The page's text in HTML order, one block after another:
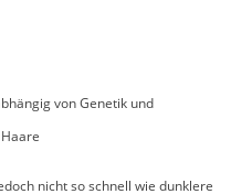
von Genetik und
nicht so schnell wie dunklere